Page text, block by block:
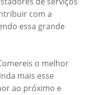
com a
essa grande
o melhor
mais esse
ao próximo e